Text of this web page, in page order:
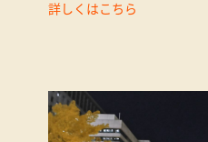
詳しくはこちら